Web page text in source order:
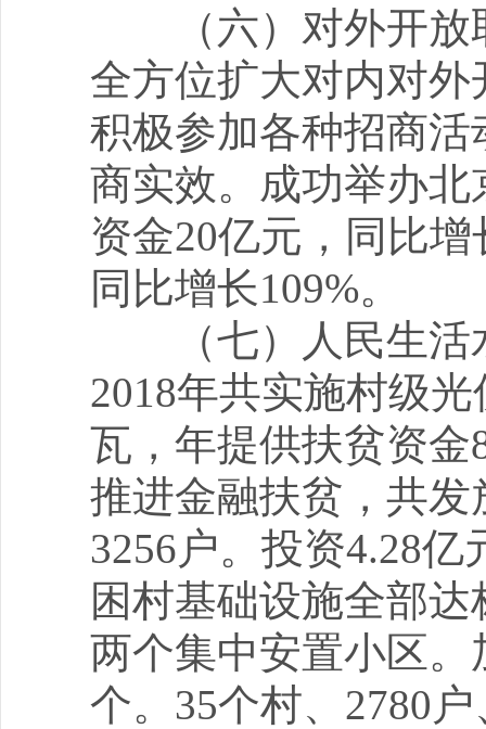
（六）对外开放
全方位扩大对内对
积极参加各种招商
商实效。成功举办
资金20亿元，同比
同比增长109%。
（七）人民生活
2018年共实施村级
瓦，年提供扶贫资金
推进金融扶贫，共
3256户。投资4.28
困村基础设施全部
两个集中安置小区
个。35个村、2780